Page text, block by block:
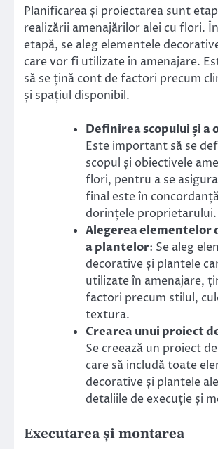
Planificarea și proiectarea sunt
realizării amenajărilor alei cu flori.
etapă, se aleg elementele
care vor fi utilizate în amenajare.
să se țină cont de factori precum
și spațiul disponibil.
Definirea scopului și a
Este important să se
scopul și obiectivele
flori, pentru a se
final este în
dorințele proprietarului.
Alegerea elementelor
a plantelor: Se aleg
decorative și plantele
utilizate în amenajare,
factori precum stilul,
textura.
Crearea unui proiect
Se creează un proiect
care să includă toate
decorative și plantele
detaliile de execuție și
Executarea și montarea